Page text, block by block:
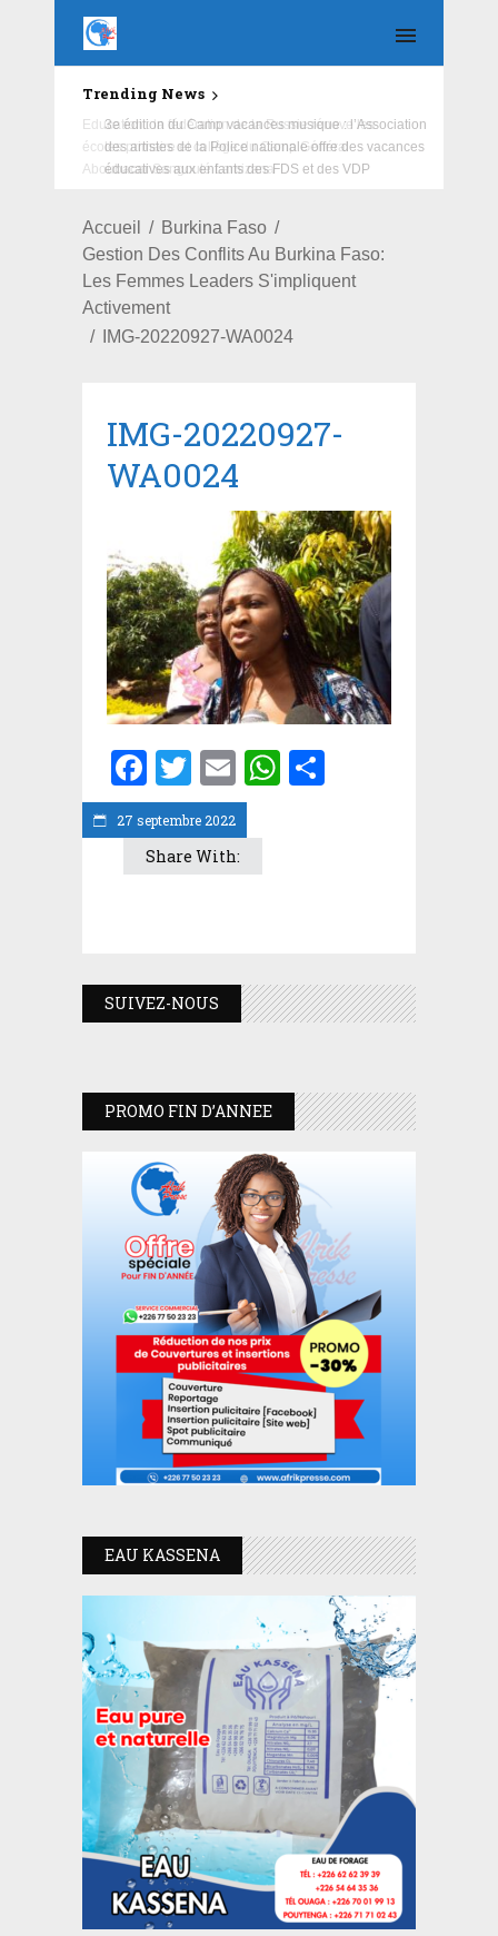
Trending News
Education : la fédération de la Russie rénove les
écoles primaire et collège du Camp Général
Aboubacar Sangoulé Lamizana
Accueil
Burkina Faso
Gestion Des Conflits Au Burkina Faso:
Les Femmes Leaders S'impliquent
Activement
IMG-20220927-WA0024
27 septembre 2022
IMG-20220927-
WA0024
Facebook
Twitter
EmailWhatsApp
Share With:
SUIVEZ-NOUS
PROMO FIN D’ANNEE
EAU KASSENA